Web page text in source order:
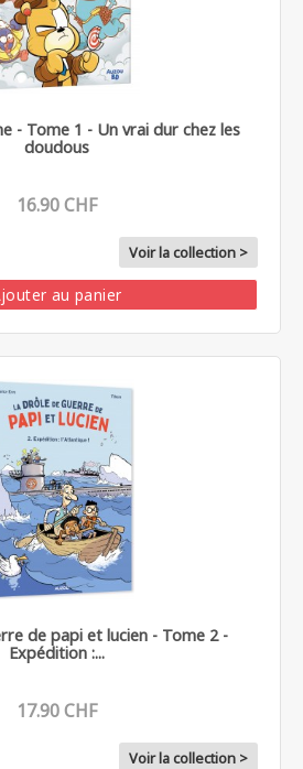
- Tome 1 - Un vrai dur chez les
doudous
16.90 CHF
Voir la collection >
au panier
de papi et lucien - Tome 2 -
Expédition :...
17.90 CHF
Voir la collection >